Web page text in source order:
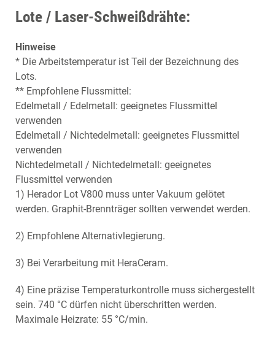
Lote / Laser-Schweißdrähte:
Hinweise
* Die Arbeitstemperatur ist Teil der Bezeichnung des
Lots.
** Empfohlene Flussmittel:
Edelmetall / Edelmetall: geeignetes Flussmittel
verwenden
Edelmetall / Nichtedelmetall: geeignetes Flussmittel
verwenden
Nichtedelmetall / Nichtedelmetall: geeignetes
Flussmittel verwenden
1) Herador Lot V800 muss unter Vakuum gelötet
werden. Graphit-Brennträger sollten verwendet werden.
2) Empfohlene Alternativlegierung.
3) Bei Verarbeitung mit HeraCeram.
4) Eine präzise Temperaturkontrolle muss sichergestellt
sein. 740 °C dürfen nicht überschritten werden.
Maximale Heizrate: 55 °C/min.